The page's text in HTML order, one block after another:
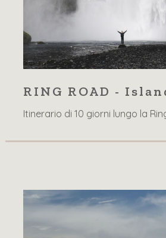
RING ROAD -
Itinerario di 10 giorni lungo la